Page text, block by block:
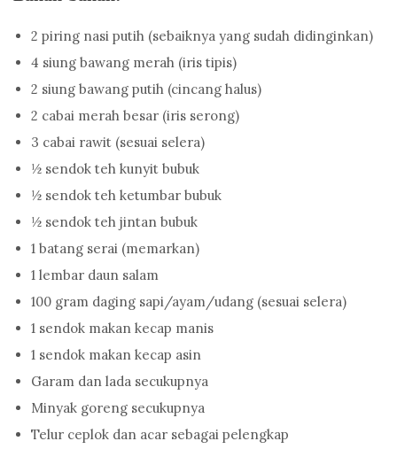
2 piring nasi putih (sebaiknya yang sudah didinginkan)
4 siung bawang merah (iris tipis)
2 siung bawang putih (cincang halus)
2 cabai merah besar (iris serong)
3 cabai rawit (sesuai selera)
½ sendok teh kunyit bubuk
½ sendok teh ketumbar bubuk
½ sendok teh jintan bubuk
1 batang serai (memarkan)
1 lembar daun salam
100 gram daging sapi/ayam/udang (sesuai selera)
1 sendok makan kecap manis
1 sendok makan kecap asin
Garam dan lada secukupnya
Minyak goreng secukupnya
Telur ceplok dan acar sebagai pelengkap